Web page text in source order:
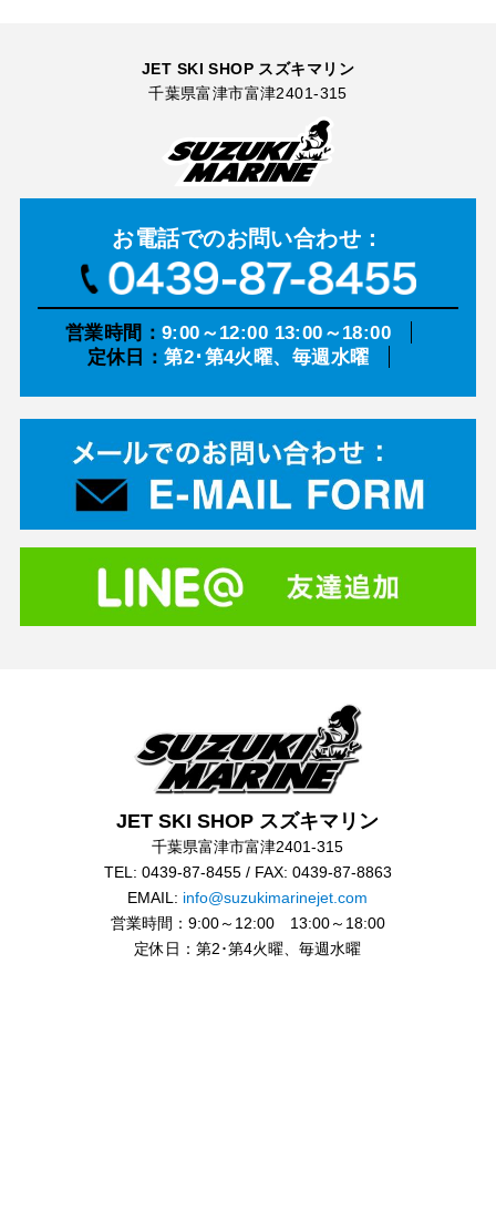
JET SKI SHOP スズキマリン
千葉県富津市富津2401-315
お電話でのお問い合わせ：
営業時間： 9:00～12:00 13:00～18:00
定休日：第2･第4火曜、毎週水曜
JET SKI SHOP スズキマリン
千葉県富津市富津2401-315
TEL: 0439-87-8455 / FAX: 0439-87-8863
EMAIL: info@suzukimarinejet.com
営業時間：9:00～12:00 13:00～18:00
定休日：第2･第4火曜、毎週水曜